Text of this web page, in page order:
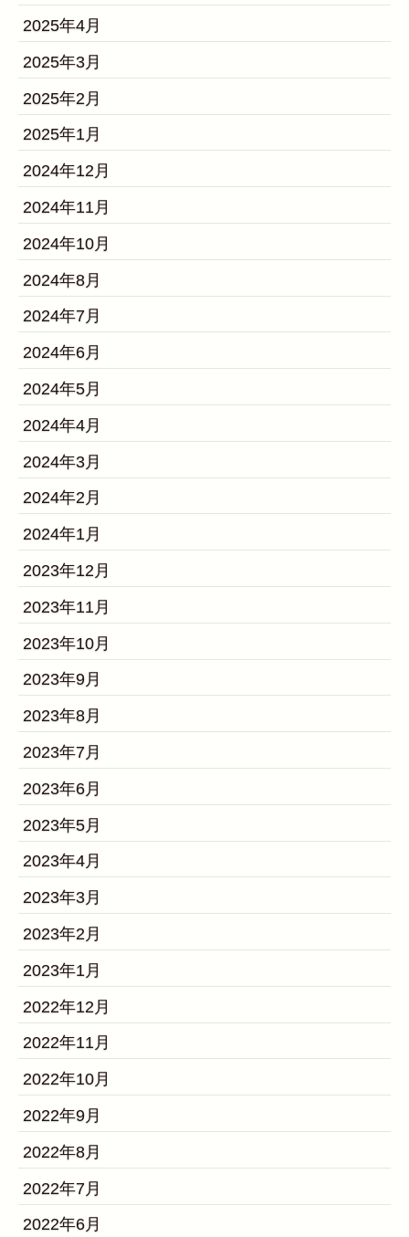
2025年4月
2025年3月
2025年2月
2025年1月
2024年12月
2024年11月
2024年10月
2024年8月
2024年7月
2024年6月
2024年5月
2024年4月
2024年3月
2024年2月
2024年1月
2023年12月
2023年11月
2023年10月
2023年9月
2023年8月
2023年7月
2023年6月
2023年5月
2023年4月
2023年3月
2023年2月
2023年1月
2022年12月
2022年11月
2022年10月
2022年9月
2022年8月
2022年7月
2022年6月